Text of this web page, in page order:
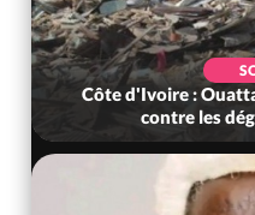
Côte d'Ivoire :
contre les